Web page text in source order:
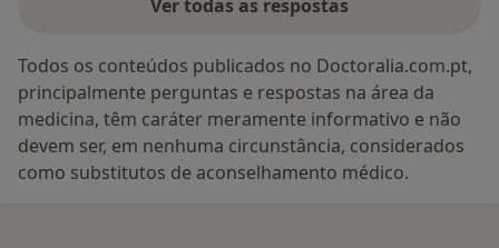
Ver todas as respostas
Todos os conteúdos publicados no Doctoralia.com.pt,
principalmente perguntas e respostas na área da
medicina, têm caráter meramente informativo e não
devem ser, em nenhuma circunstância, considerados
como substitutos de aconselhamento médico.